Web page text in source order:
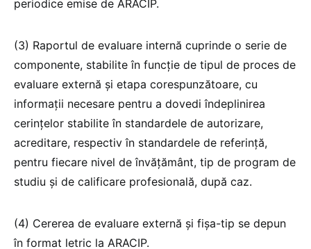
periodice emise de ARACIP.
(3) Raportul de evaluare internă cuprinde o serie de
componente, stabilite în funcție de tipul de proces de
evaluare externă și etapa corespunzătoare, cu
informații necesare pentru a dovedi îndeplinirea
cerințelor stabilite în standardele de autorizare,
acreditare, respectiv în standardele de referință,
pentru fiecare nivel de învățământ, tip de program de
studiu și de calificare profesională, după caz.
(4) Cererea de evaluare externă și fișa-tip se depun
în format letric la ARACIP.